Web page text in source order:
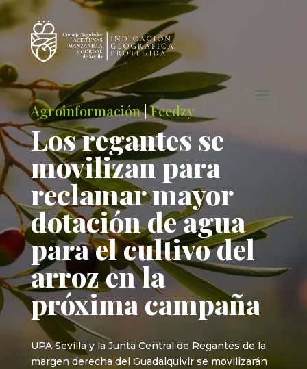
Agroinformación|Feedzy
Los regantes se
movilizan para
reclamar mayor
dotación de agua
para el cultivo del
arroz en la
próxima campaña
UPA Sevilla y la Junta Central de Regantes de la
margen derecha del Guadalquivir se movilizarán